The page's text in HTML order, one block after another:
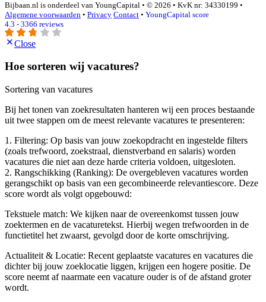
Bijbaan.nl is onderdeel van YoungCapital • © 2026 • KvK nr: 34330199 •
Algemene voorwaarden • Privacy Contact • YoungCapital score
4.3 - 3366 reviews
Close
Hoe sorteren wij vacatures?
Sortering van vacatures
Bij het tonen van zoekresultaten hanteren wij een proces bestaande
uit twee stappen om de meest relevante vacatures te presenteren:
1. Filtering: Op basis van jouw zoekopdracht en ingestelde filters
(zoals trefwoord, zoekstraal, dienstverband en salaris) worden
vacatures die niet aan deze harde criteria voldoen, uitgesloten.
2. Rangschikking (Ranking): De overgebleven vacatures worden
gerangschikt op basis van een gecombineerde relevantiescore. Deze
score wordt als volgt opgebouwd:
Tekstuele match: We kijken naar de overeenkomst tussen jouw
zoektermen en de vacaturetekst. Hierbij wegen trefwoorden in de
functietitel het zwaarst, gevolgd door de korte omschrijving.
Actualiteit & Locatie: Recent geplaatste vacatures en vacatures die
dichter bij jouw zoeklocatie liggen, krijgen een hogere positie. De
score neemt af naarmate een vacature ouder is of de afstand groter
wordt.